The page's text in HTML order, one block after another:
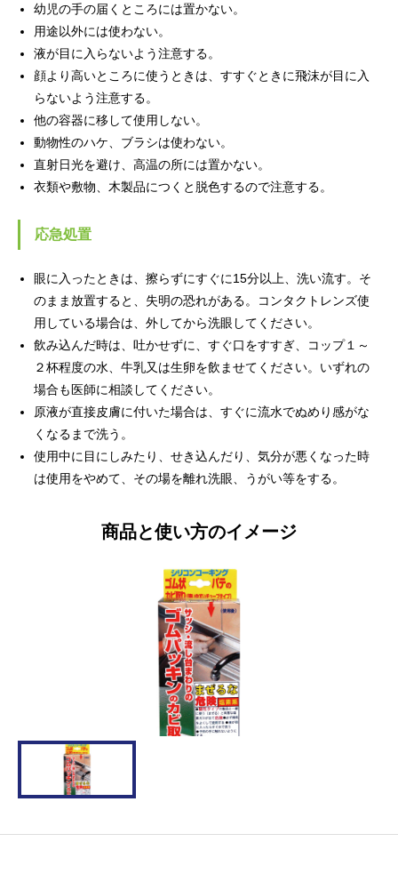
幼児の手の届くところには置かない。
用途以外には使わない。
液が目に入らないよう注意する。
顔より高いところに使うときは、すすぐときに飛沫が目に入
らないよう注意する。
他の容器に移して使用しない。
動物性のハケ、ブラシは使わない。
直射日光を避け、高温の所には置かない。
衣類や敷物、木製品につくと脱色するので注意する。
応急処置
眼に入ったときは、擦らずにすぐに15分以上、洗い流す。そ
のまま放置すると、失明の恐れがある。コンタクトレンズ使
用している場合は、外してから洗眼してください。
飲み込んだ時は、吐かせずに、すぐ口をすすぎ、コップ１～
２杯程度の水、牛乳又は生卵を飲ませてください。いずれの
場合も医師に相談してください。
原液が直接皮膚に付いた場合は、すぐに流水でぬめり感がな
くなるまで洗う。
使用中に目にしみたり、せき込んだり、気分が悪くなった時
は使用をやめて、その場を離れ洗眼、うがい等をする。
商品と使い方のイメージ